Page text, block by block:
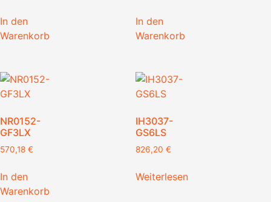
In den
Warenkorb
In den
Warenkorb
NR0152-
GF3LX
570,18 €
In den
Warenkorb
IH3037-
GS6LS
826,20 €
Weiterlesen